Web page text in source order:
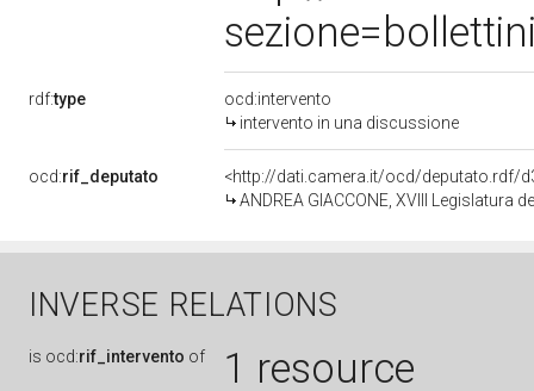
rdf:type
ocd:intervento
intervento in una discussione
ocd:rif_deputato
<http://dati.camera.it/ocd/deputato.rdf/
ANDREA GIACCONE, XVIII Legislatura
INVERSE RELATIONS
is ocd:rif_intervento of 1 resource